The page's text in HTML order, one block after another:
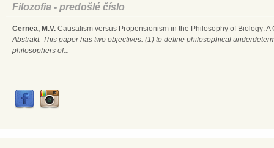
Filozofia - predošlé číslo
Cernea, M.V. Causalism versus Propensionism in the Philosophy of Biology:
Abstrakt: This paper has two objectives: (1) to define philosophical
philosophers of...